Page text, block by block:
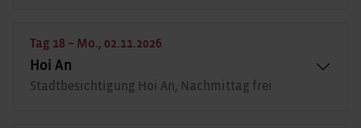
Tag 18 – Mo., 02.11.2026
Hoi An
Stadtbesichtigung Hoi An, Nachmittag frei